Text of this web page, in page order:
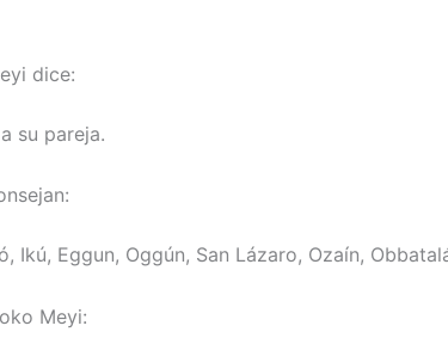
dice:
su pareja.
Ikú, Eggun, Oggún, San Lázaro, Ozaín,
Meyi: